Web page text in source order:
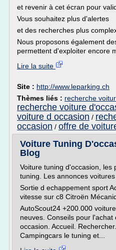
et revenir à cet écran pour
Vous souhaitez plus d'alertes
et des recherches plus
Nous proposons également
permettent d'exploiter encore
Lire la suite
Site : http://www.leparking.ch
Thèmes liés : recherche
recherche voiture
voiture d occasion /
occasion / offre de
Voiture Tuning
Blog
Voiture tuning d'occasion, les
tuning. Les annonces
Sortie d echappement sport
vitesse sur c8 Citroën
AutoScout24 +200.000
neuves. Conseils pour
occasion. Accueil.
Campingcars le tuning et...